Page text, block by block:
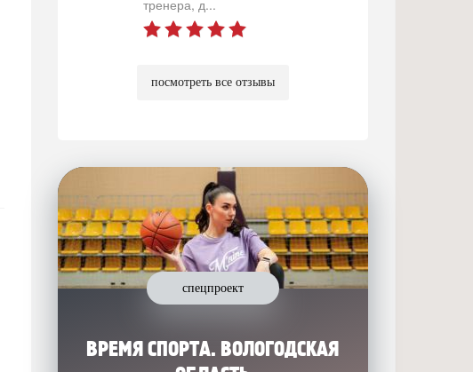
тренера, д...
посмотреть все отзывы
спецпроект
ВРЕМЯ СПОРТА. ВОЛОГОДСКАЯ